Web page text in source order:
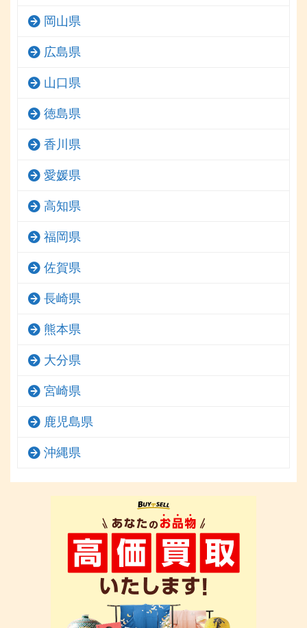
岡山県
広島県
山口県
徳島県
香川県
愛媛県
高知県
福岡県
佐賀県
長崎県
熊本県
大分県
宮崎県
鹿児島県
沖縄県